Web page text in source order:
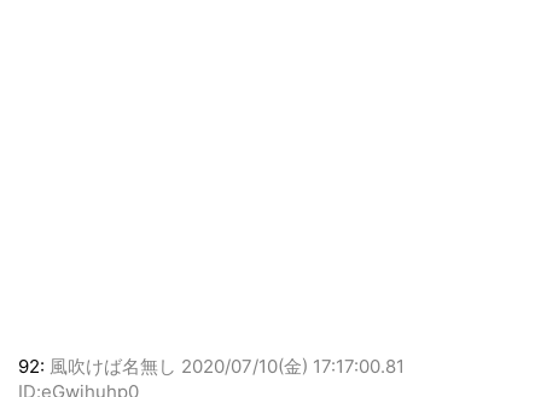
92: 風吹けば名無し 2020/07/10(金) 17:17:00.81
ID:eGwihuhp0